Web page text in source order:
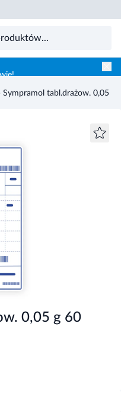
Sympramol tabl.drażow. 0,05 g
0,05 g 60